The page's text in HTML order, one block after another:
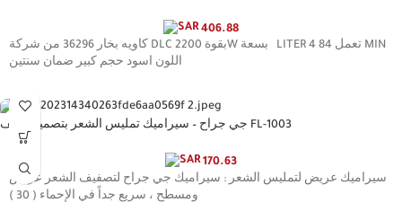
406.88
كاويه بخار 36296 من شركة DLC بقوة 2200W بسعة LITER 4 تعمل 84 MIN
اللون اسود حجم كبير ضمان سنتين
جي جراح – سيراميك تمليس الشعر بتصميم نحيف FL-1003
170.63
سيراميك عريض لتمليس الشعر : سيراميك جي جراح لتصفيف الشعر عريض
ومسطح ، سريع جداً في الإحماء ( 30 )